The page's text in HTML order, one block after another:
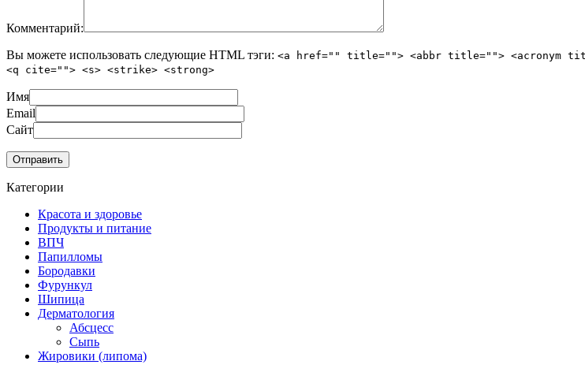
Комментарий:
Вы можете использовать следующие HTML тэги: <a href="" title=""> <abbr title=""> <acronym
<q cite=""> <s> <strike> <strong>
Имя
Email
Сайт
Категории
Красота и здоровье
Продукты и питание
ВПЧ
Папилломы
Бородавки
Фурункул
Шипица
Дерматология
Абсцесс
Сыпь
Жировики (липома)